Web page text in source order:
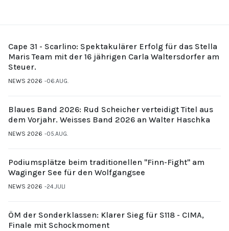
Cape 31 - Scarlino: Spektakulärer Erfolg für das Stella
Maris Team mit der 16 jährigen Carla Waltersdorfer am
Steuer.
NEWS 2026 06.AUG.
Blaues Band 2026: Rud Scheicher verteidigt Titel aus
dem Vorjahr. Weisses Band 2026 an Walter Haschka
NEWS 2026 05.AUG.
Podiumsplätze beim traditionellen "Finn-Fight" am
Waginger See für den Wolfgangsee
NEWS 2026 24.JULI
ÖM der Sonderklassen: Klarer Sieg für S118 - CIMA,
Finale mit Schockmoment